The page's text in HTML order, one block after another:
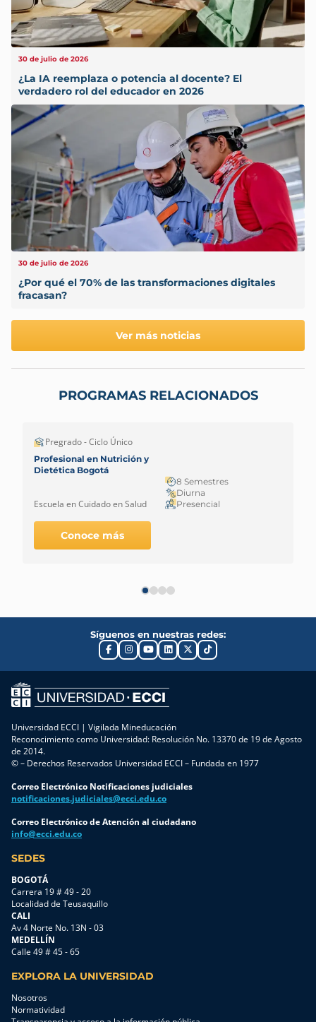
30 de julio de 2026
¿La IA reemplaza o potencia al docente? El
verdadero rol del educador en 2026
30 de julio de 2026
¿Por qué el 70% de las transformaciones digitales
fracasan?
Ver más noticias
PROGRAMAS RELACIONADOS
Pregrado - Ciclo Único
Profesional en Nutrición y
Dietética Bogotá
Escuela en Cuidado en Salud
8 Semestres
Diurna
Presencial
Conoce más
Síguenos en nuestras redes:
Universidad ECCI | Vigilada Mineducación
Reconocimiento como Universidad: Resolución No. 13370 de 19 de Agosto
de 2014.
© – Derechos Reservados Universidad ECCI – Fundada en 1977
Correo Electrónico Notificaciones judiciales
notificaciones.judiciales@ecci.edu.co
Correo Electrónico de Atención al ciudadano
info@ecci.edu.co
SEDES
BOGOTÁ
Carrera 19 # 49 - 20
Localidad de Teusaquillo
CALI
Av 4 Norte No. 13N - 03
MEDELLÍN
Calle 49 # 45 - 65
EXPLORA LA UNIVERSIDAD
Nosotros
Normatividad